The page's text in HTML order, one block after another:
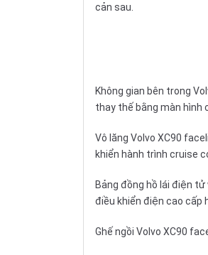
cản sau.
Không gian bên trong
thay thế bằng màn hình
Vô lăng Volvo XC90
khiển hành trình cruise
Bảng đồng hồ lái điện tử
điều khiển điện cao cấp
Ghế ngồi Volvo XC90